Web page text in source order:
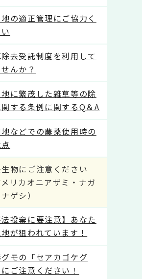
の適正管理にご協力く
去受託制度を利用して
んか？
に繁茂した雑草等の除
する条例に関するQ＆A
などでの農薬使用時の
物にご注意ください
メリカオニアザミ・ナガ
ゲシ）
法投棄に要注意】あなた
が狙われています！
モの「セアカゴケグ
ご注意ください！